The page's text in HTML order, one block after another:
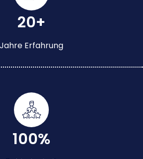
20+
Jahre Erfahrung
100%